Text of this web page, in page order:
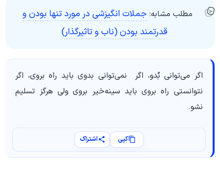
مطلب مشابه: جملات انگیزشی در مورد تنها بودن و
قدرتمند بودن (ناب و تاثیرگذار)
اگر می‌توانی بُدو، اگر نمی‌توانی بدوی باید راه بروی، اگر
نتوانستی راه بروی باید سینه‌خیر بروی ولی هرگز تسلیم
نشو.
کپی اشتراک